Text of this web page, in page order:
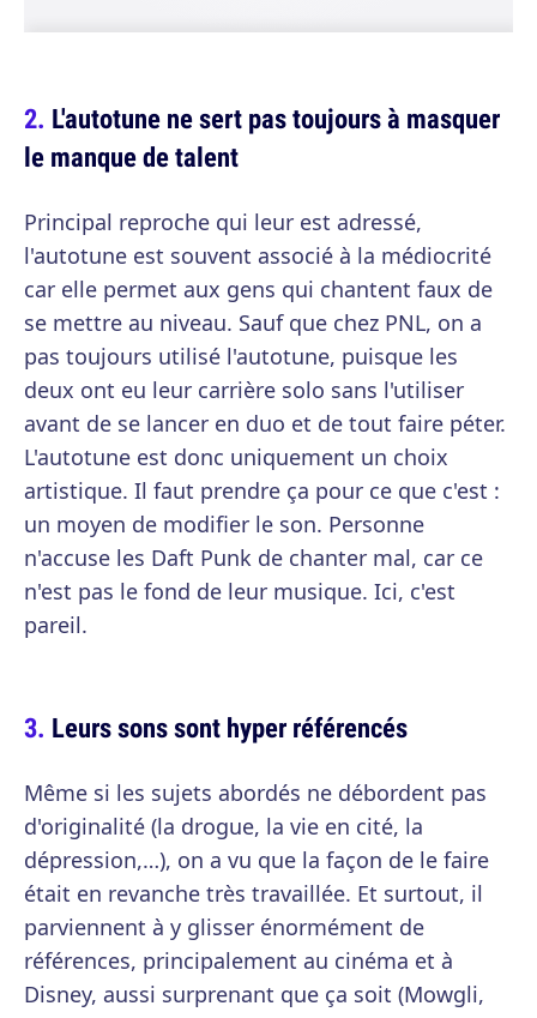
L'autotune ne sert pas toujours à masquer
le manque de talent
Principal reproche qui leur est adressé,
l'autotune est souvent associé à la médiocrité
car elle permet aux gens qui chantent faux de
se mettre au niveau. Sauf que chez PNL, on a
pas toujours utilisé l'autotune, puisque les
deux ont eu leur carrière solo sans l'utiliser
avant de se lancer en duo et de tout faire péter.
L'autotune est donc uniquement un choix
artistique. Il faut prendre ça pour ce que c'est :
un moyen de modifier le son. Personne
n'accuse les Daft Punk de chanter mal, car ce
n'est pas le fond de leur musique. Ici, c'est
pareil.
Leurs sons sont hyper référencés
Même si les sujets abordés ne débordent pas
d'originalité (la drogue, la vie en cité, la
dépression,…), on a vu que la façon de le faire
était en revanche très travaillée. Et surtout, il
parviennent à y glisser énormément de
références, principalement au cinéma et à
Disney, aussi surprenant que ça soit (Mowgli,